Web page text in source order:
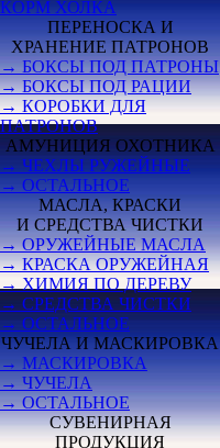
КОРМ ХОЛКА
ПЕРЕНОСКА И
ХРАНЕНИЕ ПАТРОНОВ
→ БОКСЫ ПОД ПАТРОНЫ
→ БОКСЫ ПОД РАЦИИ
→ КОРОБКИ ДЛЯ
ПАТРОНОВ
АМУНИЦИЯ ОХОТНИКА
→ ЧЕХЛЫ РУЖЕЙНЫЕ
→ ОСТАЛЬНОЕ
МАСЛА, КРАСКИ
И СРЕДСТВА ЧИСТКИ
→ ОРУЖЕЙНЫЕ МАСЛА
→ КРАСКА ОРУЖЕЙНАЯ
→ ХИМИЯ ПО ДЕРЕВУ
→ СРЕДСТВА ЧИСТКИ
→ ОСТАЛЬНОЕ
ЧУЧЕЛА И МАСКИРОВКА
→ МАСКИРОВКА
→ ЧУЧЕЛА
→ ОСТАЛЬНОЕ
СУВЕНИРНАЯ
ПРОДУКЦИЯ